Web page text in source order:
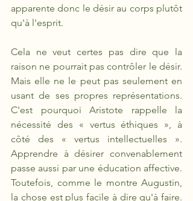
apparente donc le désir au corps plutôt
qu'à l'esprit.
Cela ne veut certes pas dire que la
raison ne pourrait pas contrôler le désir.
Mais elle ne le peut pas seulement en
usant de ses propres représentations.
C'est pourquoi Aristote rappelle la
nécessité des « vertus éthiques », à
côté des « vertus intellectuelles ».
Apprendre à désirer convenablement
passe aussi par une éducation affective.
Toutefois, comme le montre Augustin,
la chose est plus facile à dire qu'à faire.